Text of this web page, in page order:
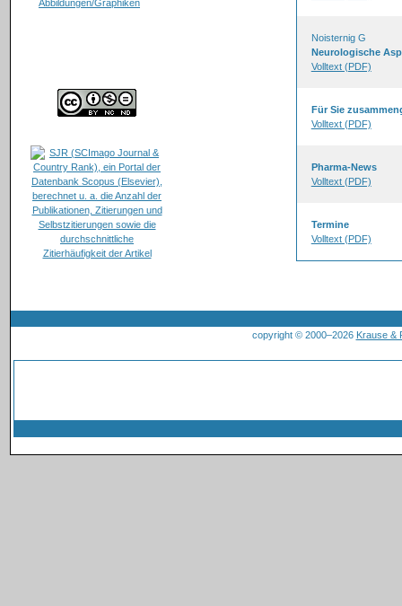
Abbildungen/Graphiken
Noisternig G
Neurologische
Volltext (PDF)
Für Sie
Volltext (PDF)
Pharma-News
Volltext (PDF)
Termine
Volltext (PDF)
copyright © 2000–2026 Krause &